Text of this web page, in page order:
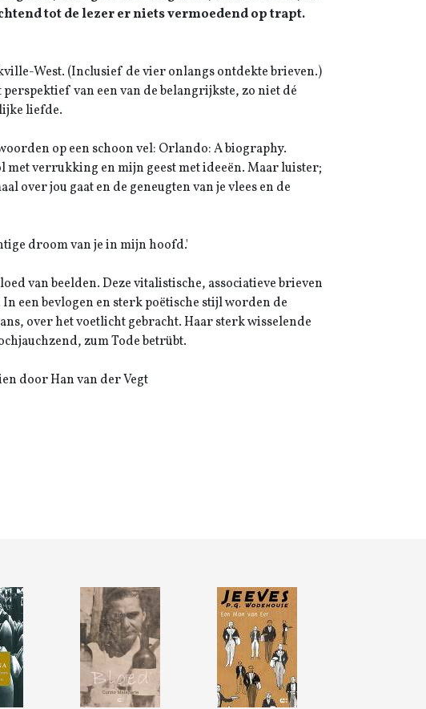
tot de lezer er niets vermoedend op trapt.
West. (Inclusief de vier onlangs ontdekte brieven.)
van een van de belangrijkste, zo niet dé
liefde.
op een schoon vel: Orlando: A biography.
verrukking en mijn geest met ideeën. Maar luister;
over jou gaat en de geneugten van je vlees en de
droom van je in mijn hoofd.'
van beelden. Deze vitalistische, associatieve brieven
een bevlogen en sterk poëtische stijl worden de
over het voetlicht gebracht. Haar sterk wisselende
zum Tode betrübt.
door Han van der Vegt